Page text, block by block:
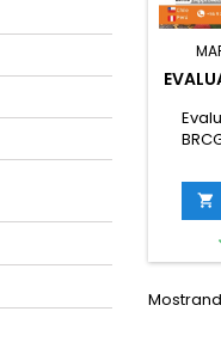
de
los
